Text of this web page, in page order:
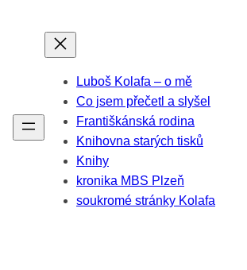
Luboš Kolafa – o mě
Co jsem přečetl a slyšel
Františkánská rodina
Knihovna starých tisků
Knihy
kronika MBS Plzeň
soukromé stránky Kolafa